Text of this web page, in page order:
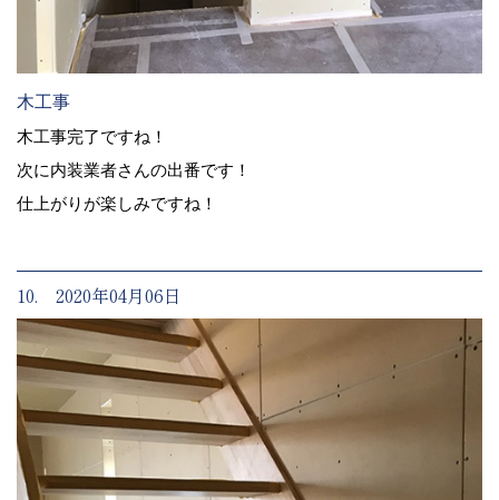
木工事
木工事完了ですね！
次に内装業者さんの出番です！
仕上がりが楽しみですね！
10. 2020年04月06日